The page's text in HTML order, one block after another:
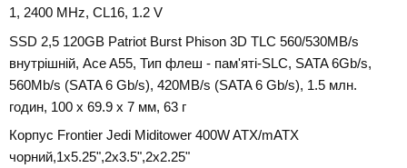
1, 2400 MHz, CL16, 1.2 V
SSD 2,5 120GB Patriot Burst Phison 3D TLC 560/530MB/s
внутрішній, Ace A55, Тип флеш - пам'яті-SLC, SATA 6Gb/s,
560Mb/s (SATA 6 Gb/s), 420MB/s (SATA 6 Gb/s), 1.5 млн.
годин, 100 x 69.9 x 7 мм, 63 г
Корпус Frontier Jedi Miditower 400W ATX/mATX
чорний,1x5.25",2x3.5",2x2.25"